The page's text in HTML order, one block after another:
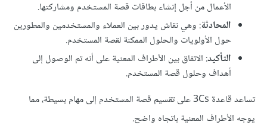
الأعمال من أجل إنشاء بطاقات قصة المستخدم ومشاركتها.
المحادثة: وهي نقاش يدور بين العملاء والمستخدمين والمطورين
حول الأولويات والحلول الممكنة لقصة المستخدم.
التأكيد: الاتفاق بين الأطراف المعنية على أنه تم الوصول إلى
أهداف وحلول قصة المستخدم.
تساعد قاعدة 3Cs على تقسيم قصة المستخدم إلى مهام بسيطة، مما
يوجه الأطراف المعنية باتجاه واضح.